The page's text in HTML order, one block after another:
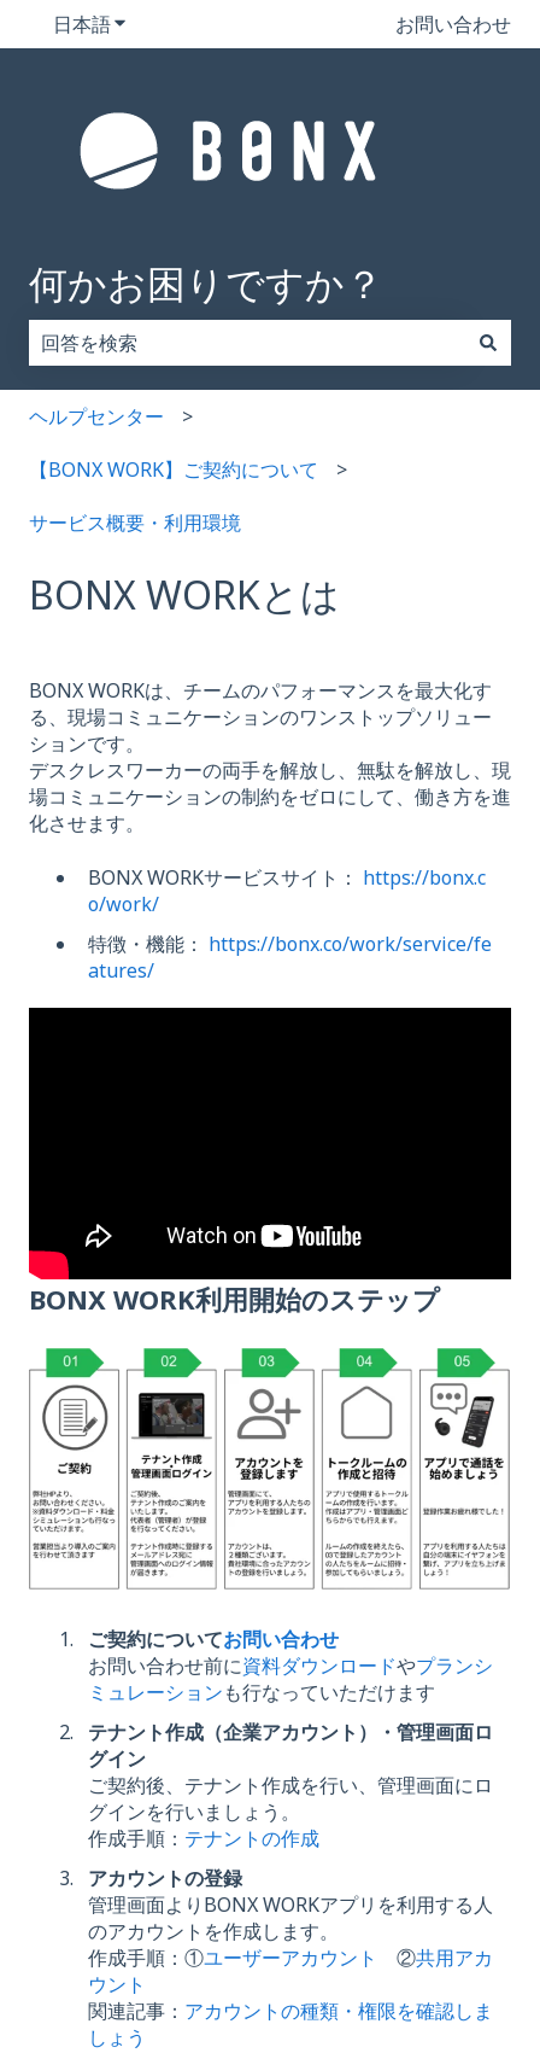
日本語翻訳のサブメニューを表示 お問い合わせ
何かお困りですか？
ヘルプセンター
【BONX WORK】ご契約について
サービス概要・利用環境
BONX WORKとは
BONX WORKは、チームのパフォーマンスを最大化す
る、現場コミュニケーションのワンストップソリュー
ションです。
デスクレスワーカーの両手を解放し、無駄を解放し、現
場コミュニケーションの制約をゼロにして、働き方を進
化させます。
BONX WORKサービスサイト： https://bonx.c
o/work/
特徴・機能： https://bonx.co/work/service/fe
atures/
BONX WORK利用開始のステップ
ご契約についてお問い合わせ
お問い合わせ前に資料ダウンロードやプランシ
ミュレーションも行なっていただけます
テナント作成（企業アカウント）・管理画面ロ
グイン
ご契約後、テナント作成を行い、管理画面にロ
グインを行いましょう。
作成手順： テナントの作成
アカウントの登録
管理画面よりBONX WORKアプリを利用する人
のアカウントを作成します。
作成手順：①ユーザーアカウント ②共用アカ
ウント
関連記事： アカウントの種類・権限を確認しま
しょう